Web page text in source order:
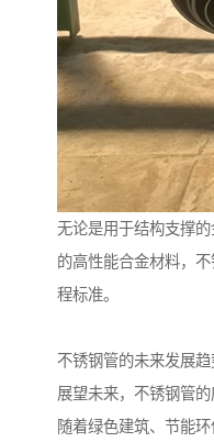
无论是用于结构支撑
的高性能合金材料，
程标准。
不锈钢管的未来发展趋
展望未来，不锈钢管的
随着绿色建筑、节能